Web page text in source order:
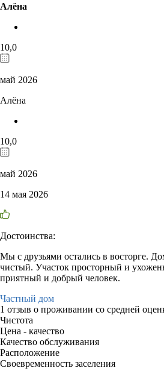
Алёна
10,0
май 2026
Алёна
10,0
май 2026
14 мая 2026
Достоинства:
Мы с друзьями остались в восторге.
чистый. Участок просторный и
приятный и добрый человек.
Частный дом
1 отзыв о проживании со средней
Чистота
Цена - качество
Качество обслуживания
Расположение
Своевременность заселения